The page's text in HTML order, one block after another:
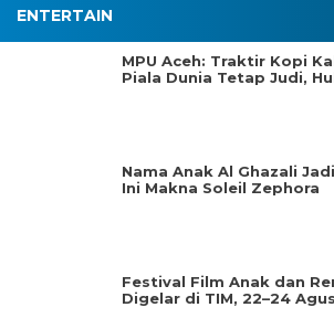
ENTERTAIN
MPU Aceh: Traktir Kopi
Piala Dunia Tetap Judi,
Nama Anak Al Ghazali
Ini Makna Soleil Zephora
Festival Film Anak dan
Digelar di TIM, 22–24